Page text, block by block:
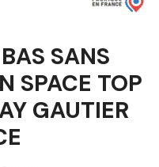
SANS
SPACE TOP
GAUTIER